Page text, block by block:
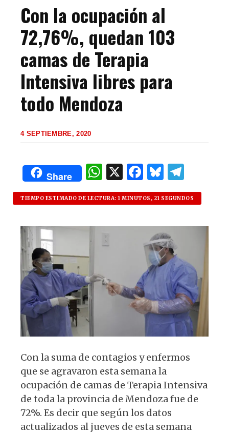
Con la ocupación al
72,76%, quedan 103
camas de Terapia
Intensiva libres para
todo Mendoza
4 SEPTIEMBRE, 2020
Share
W
h
at
s
A
p
X F
a
c
e
b
o
o
k
B
lu
es
k
y
el
e
g
TIEMPO ESTIMADO DE LECTURA: 1 MINUTOS, 21 SEGUNDOS
Con la suma de contagios y enfermos
que se agravaron esta semana la
ocupación de camas de Terapia Intensiva
de toda la provincia de Mendoza fue de
72%. Es decir que según los datos
actualizados al jueves de esta semana